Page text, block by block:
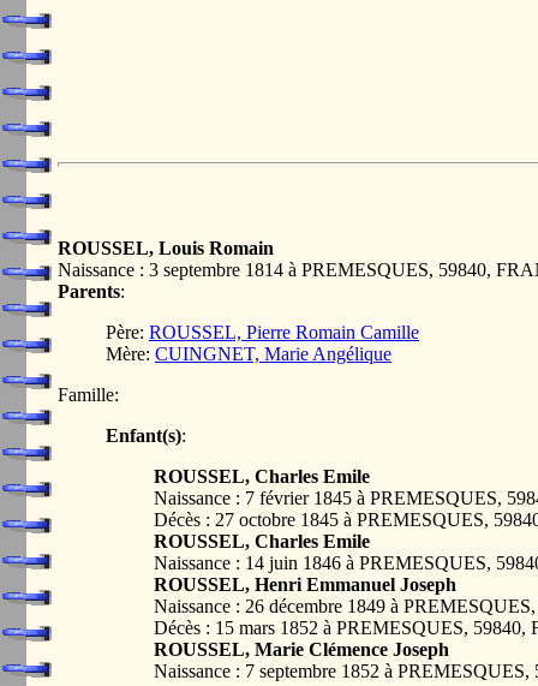
ROUSSEL, Louis Romain
Naissance : 3 septembre 1814 à PREMESQUES, 59840,
Parents:
Père: ROUSSEL, Pierre Romain Camille
Mère: CUINGNET, Marie Angélique
Famille:
Enfant(s):
ROUSSEL, Charles Emile
Naissance : 7 février 1845 à PREMESQUES,
Décès : 27 octobre 1845 à PREMESQUES,
ROUSSEL, Charles Emile
Naissance : 14 juin 1846 à PREMESQUES,
ROUSSEL, Henri Emmanuel Joseph
Naissance : 26 décembre 1849 à
Décès : 15 mars 1852 à PREMESQUES, 59840,
ROUSSEL, Marie Clémence Joseph
Naissance : 7 septembre 1852 à